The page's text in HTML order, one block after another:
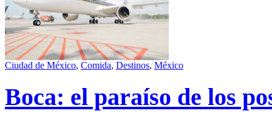
Ciudad de México, Comida, Destinos, México
Boca: el paraíso de los